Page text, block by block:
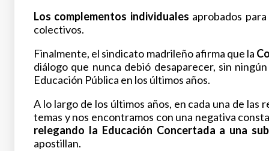
Los complementos individuales aprobados
colectivos.
Finalmente, el sindicato madrileñoafirma que la
diálogo que nunca debió desaparecer, sin ningún
Educación Pública en los últimos años.
A lo largo de los últimos años, en cada una de las
temas y nos encontramos con una negativa
relegando la Educación Concertada a una
apostillan.